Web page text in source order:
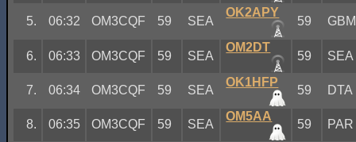
5. 06:32 OM3CQF 59 SEA
OK2APY
59 GBM
6. 06:33 OM3CQF 59 SEA
OM2DT
59 SEA
7. 06:34 OM3CQF 59 SEA
OK1HFP
59 DTA
8. 06:35 OM3CQF 59 SEA
OM5AA
59 PAR